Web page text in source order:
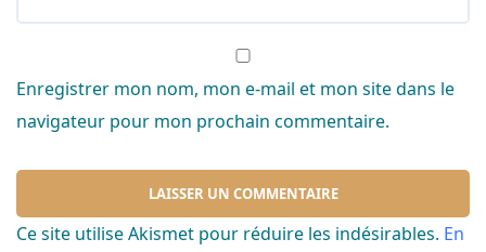
Enregistrer mon nom, mon e-mail et mon site dans le
navigateur pour mon prochain commentaire.
Ce site utilise Akismet pour réduire les indésirables. En